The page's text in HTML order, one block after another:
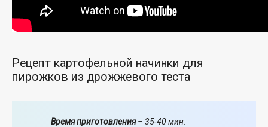
Рецепт картофельной начинки для
пирожков из дрожжевого теста
Время приготовления– 35-40 мин.